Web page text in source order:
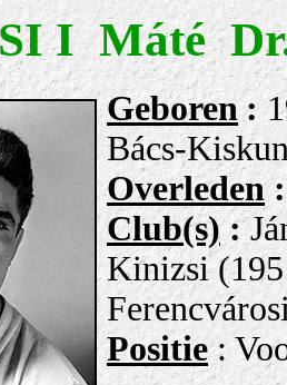
I Máté
Geboren :
Bács-
Overleden
Club(s):
Kinizsi
Positie :